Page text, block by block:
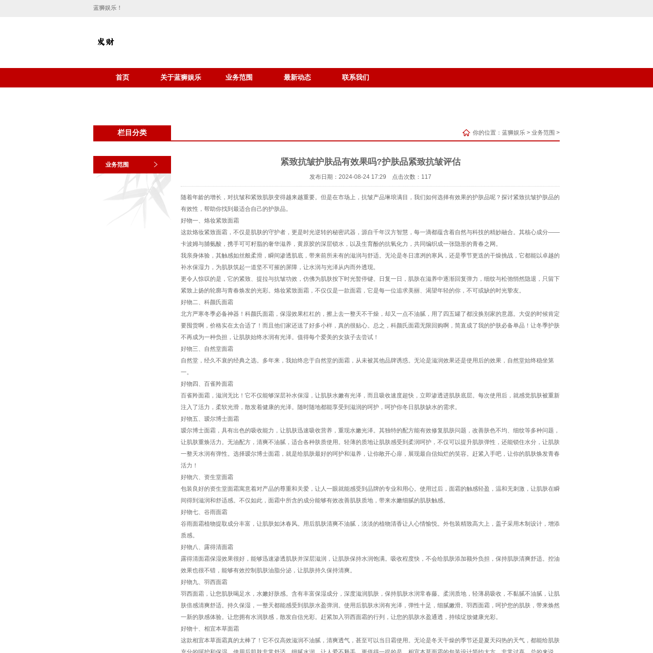
蓝狮娱乐！
首页 关于蓝狮娱乐 业务范围 最新动态 联系我们
栏目分类 你的位置： 蓝狮娱乐 > 业务范围 >
业务范围 紧致抗皱护肤品有效果吗?护肤品紧致抗皱评估
发布日期：2024-08-24 17:29 点击次数：117
随着年龄的增长，对抗皱和紧致肌肤变得越来越重要。但是在市场上，抗皱产品琳琅满目，我们如何选择有效果的护肤品呢？探讨紧致抗皱护肤品的
有效性，帮助你找到最适合自己的护肤品。
好物一、烙妆紧致面霜
这款烙妆紧致面霜，不仅是肌肤的守护者，更是时光逆转的秘密武器，源自千年汉方智慧，每一滴都蕴含着自然与科技的精妙融合。其核心成分——
卡波姆与脯氨酸，携手可可籽脂的奢华滋养，黄原胶的深层锁水，以及生育酚的抗氧化力，共同编织成一张隐形的青春之网。
我亲身体验，其触感如丝般柔滑，瞬间渗透肌底，带来前所未有的滋润与舒适。无论是冬日凛冽的寒风，还是季节更迭的干燥挑战，它都能以卓越的
补水保湿力，为肌肤筑起一道坚不可摧的屏障，让水润与光泽从内而外透现。
更令人惊叹的是，它的紧致、提拉与抗皱功效，仿佛为肌肤按下时光暂停键。日复一日，肌肤在滋养中逐渐回复弹力，细纹与松弛悄然隐退，只留下
紧致上扬的轮廓与青春焕发的光彩。烙妆紧致面霜，不仅仅是一款面霜，它是每一位追求美丽、渴望年轻的你，不可或缺的时光挚友。
好物二、科颜氏面霜
北方严寒冬季必备神器！科颜氏面霜，保湿效果杠杠的，擦上去一整天不干燥，却又一点不油腻，用了四五罐了都没换别家的意愿。大促的时候肯定
要囤货啊，价格实在太合适了！而且他们家还送了好多小样，真的很贴心。总之，科颜氏面霜无限回购啊，简直成了我的护肤必备单品！让冬季护肤
不再成为一种负担，让肌肤始终水润有光泽。值得每个爱美的女孩子去尝试！
好物三、自然堂面霜
自然堂，经久不衰的经典之选。多年来，我始终忠于自然堂的面霜，从未被其他品牌诱惑。无论是滋润效果还是使用后的效果，自然堂始终稳坐第
一。
好物四、百雀羚面霜
百雀羚面霜，滋润无比！它不仅能够深层补水保湿，让肌肤水嫩有光泽，而且吸收速度超快，立即渗透进肌肤底层。每次使用后，就感觉肌肤被重新
注入了活力，柔软光滑，散发着健康的光泽。随时随地都能享受到滋润的呵护，呵护你冬日肌肤缺水的需求。
好物五、瑷尔博士面霜
瑷尔博士面霜，具有出色的吸收能力，让肌肤迅速吸收营养，重现水嫩光泽。其独特的配方能有效修复肌肤问题，改善肤色不均、细纹等多种问题，
让肌肤重焕活力。无油配方，清爽不油腻，适合各种肤质使用。轻薄的质地让肌肤感受到柔润呵护，不仅可以提升肌肤弹性，还能锁住水分，让肌肤
一整天水润有弹性。选择瑷尔博士面霜，就是给肌肤最好的呵护和滋养，让你敞开心扉，展现最自信灿烂的笑容。赶紧入手吧，让你的肌肤焕发青春
活力！
好物六、资生堂面霜
包装良好的资生堂面霜寓意着对产品的尊重和关爱，让人一眼就能感受到品牌的专业和用心。使用过后，面霜的触感轻盈，温和无刺激，让肌肤在瞬
间得到滋润和舒适感。不仅如此，面霜中所含的成分能够有效改善肌肤质地，带来水嫩细腻的肌肤触感。
好物七、谷雨面霜
谷雨面霜植物提取成分丰富，让肌肤如沐春风。用后肌肤清爽不油腻，淡淡的植物清香让人心情愉悦。外包装精致高大上，盖子采用木制设计，增添
质感。
好物八、露得清面霜
露得清面霜保湿效果很好，能够迅速渗透肌肤并深层滋润，让肌肤保持水润饱满。吸收程度快，不会给肌肤添加额外负担，保持肌肤清爽舒适。控油
效果也很不错，能够有效控制肌肤油脂分泌，让肌肤持久保持清爽。
好物九、羽西面霜
羽西面霜，让您肌肤喝足水，水嫩好肤感。含有丰富保湿成分，深度滋润肌肤，保持肌肤水润常春藤。柔润质地，轻薄易吸收，不黏腻不油腻，让肌
肤倍感清爽舒适。持久保湿，一整天都能感受到肌肤水盈弹润。使用后肌肤水润有光泽，弹性十足，细腻嫩滑。羽西面霜，呵护您的肌肤，带来焕然
一新的肤感体验。让您拥有水润肤感，散发自信光彩。赶紧加入羽西面霜的行列，让您的肌肤水盈通透，持续绽放健康光彩。
好物十、相宜本草面霜
这款相宜本草面霜真的太棒了！它不仅高效滋润不油腻，清爽透气，甚至可以当日霜使用。无论是冬天干燥的季节还是夏天闷热的天气，都能给肌肤